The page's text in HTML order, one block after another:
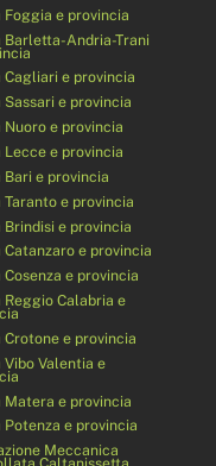
Foggia e provincia
Barletta-Andria-Trani
Cagliari e provincia
Sassari e provincia
Nuoro e provincia
Lecce e provincia
Bari e provincia
Taranto e provincia
Brindisi e provincia
Catanzaro e provincia
Cosenza e provincia
Reggio Calabria e
Crotone e provincia
Vibo Valentia e
Matera e provincia
Potenza e provincia
Meccanica